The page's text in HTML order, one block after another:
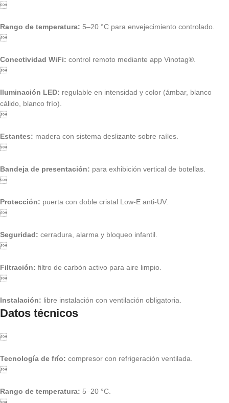

Rango de temperatura: 5–20 °C para envejecimiento controlado.

Conectividad WiFi: control remoto mediante app Vinotag®.

Iluminación LED: regulable en intensidad y color (ámbar, blanco
cálido, blanco frío).

Estantes: madera con sistema deslizante sobre raíles.

Bandeja de presentación: para exhibición vertical de botellas.

Protección: puerta con doble cristal Low-E anti-UV.

Seguridad: cerradura, alarma y bloqueo infantil.

Filtración: filtro de carbón activo para aire limpio.

Instalación: libre instalación con ventilación obligatoria.
Datos técnicos

Tecnología de frío: compresor con refrigeración ventilada.

Rango de temperatura: 5–20 °C.